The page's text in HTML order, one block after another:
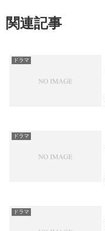
関連記事
ドラマ
ドラマ
ドラマ